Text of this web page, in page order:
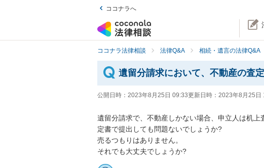
ココナラへ
ココナラ法律相談 法律Q&A 相続・遺言の法律Q&A
遺留分請求において、不動産の査
公開日時： 2023年8月25日 09:33更新日時： 2023年8月25日
遺留分請求で、不動産しかない場合、申立人は机
定書で提出しても問題ないでしょうか?
売るつもりはありません。
それでも大丈夫でしょうか?